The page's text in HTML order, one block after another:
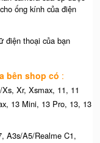
ống kính của điện
điện thoại của bạn
bên shop có :
Xr, Xsmax, 11, 11
13 Mini, 13 Pro, 13, 13
A3s/A5/Realme C1,